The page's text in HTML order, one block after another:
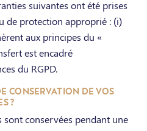
suivantes ont été prises
de protection approprié : (i)
aux principes du «
est encadré
du RGPD.
CONSERVATION DE VOS
?
sont conservées pendant une